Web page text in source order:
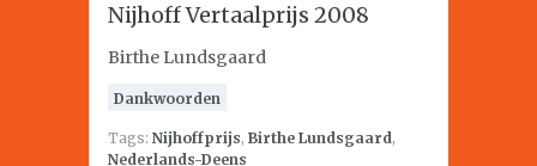
Nijhoff Vertaalprijs 2008
Birthe Lundsgaard
Dankwoorden
Tags: Nijhoffprijs, Birthe Lundsgaard,
Nederlands-Deens